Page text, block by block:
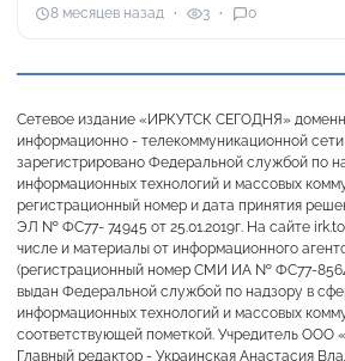
8 месяцев назад 3 0
Сетевое издание «ИРКУТСК СЕГОДНЯ»
информационно - телекоммуникационной
зарегистрировано Федеральной службой по
информационных технологий и массовых
регистрационный номер и дата принятия
ЭЛ № ФС77- 74945 от 25.01.2019г. На сайте
числе и материалы от информационного
(регистрационный номер СМИ ИА № ФС77-
выдан Федеральной службой по надзору в
информационных технологий и массовых
соответствующей пометкой. Учредитель ООО
Главный редактор - Украинская Анастасия